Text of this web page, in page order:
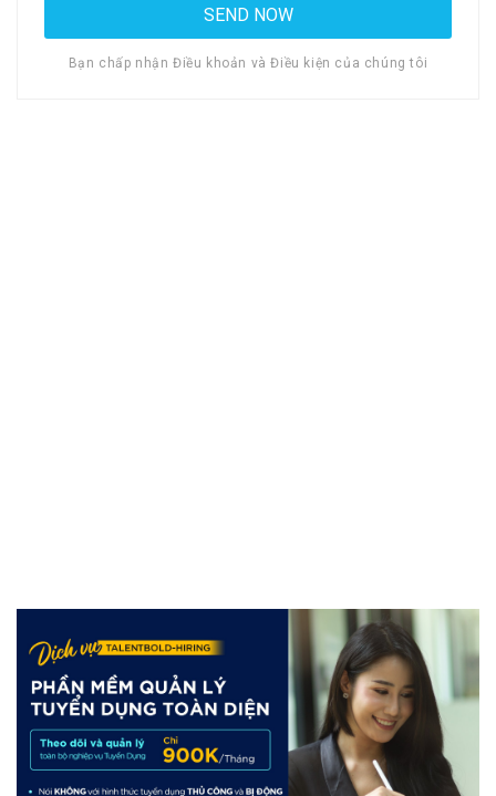
Bạn chấp nhận Điều khoản và Điều kiện của chúng tôi